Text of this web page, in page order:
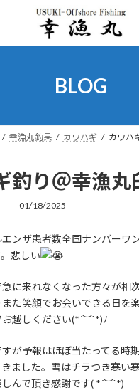
BLOG
幸漁丸釣果 カワハギ カワハ
釣り＠幸漁丸
最
新
日
:
01/18/2025
ンザ患者数全国ナンバーワ
悲しい
に来れなくなった方々が相
た笑顔でお会いできる日を
越しください(*´︶`*)ﾉ
が予報はほぼ当たってる時
ました。雪はチラつき寒い
んで頂き感謝です( *´︶`*)